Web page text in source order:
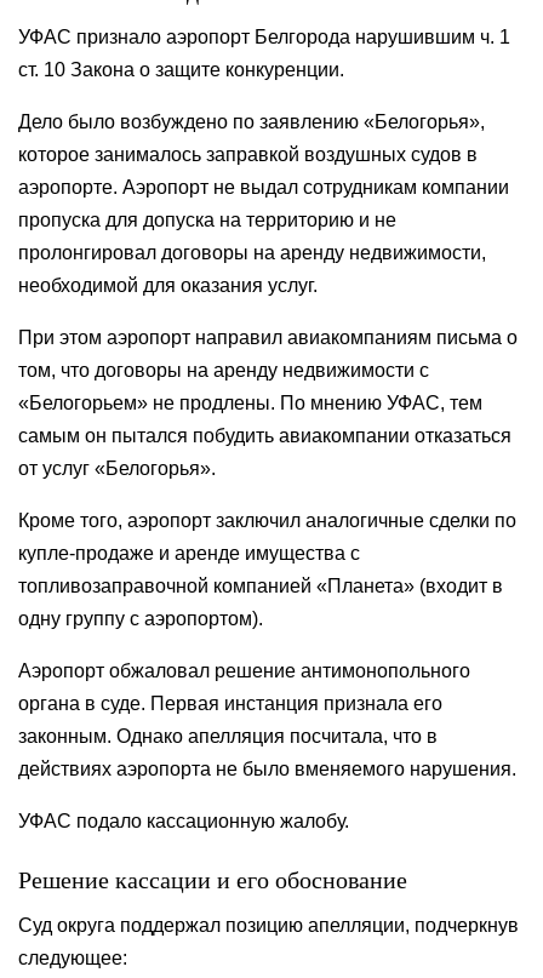
УФАС признало аэропорт Белгорода нарушившим ч. 1
ст. 10 Закона о защите конкуренции.
Дело было возбуждено по заявлению «Белогорья»,
которое занималось заправкой воздушных судов в
аэропорте. Аэропорт не выдал сотрудникам компании
пропуска для допуска на территорию и не
пролонгировал договоры на аренду недвижимости,
необходимой для оказания услуг.
При этом аэропорт направил авиакомпаниям письма о
том, что договоры на аренду недвижимости с
«Белогорьем» не продлены. По мнению УФАС, тем
самым он пытался побудить авиакомпании отказаться
от услуг «Белогорья».
Кроме того, аэропорт заключил аналогичные сделки по
купле-продаже и аренде имущества с
топливозаправочной компанией «Планета» (входит в
одну группу с аэропортом).
Аэропорт обжаловал решение антимонопольного
органа в суде. Первая инстанция признала его
законным. Однако апелляция посчитала, что в
действиях аэропорта не было вменяемого нарушения.
УФАС подало кассационную жалобу.
Решение кассации и его обоснование
Суд округа поддержал позицию апелляции, подчеркнув
следующее: